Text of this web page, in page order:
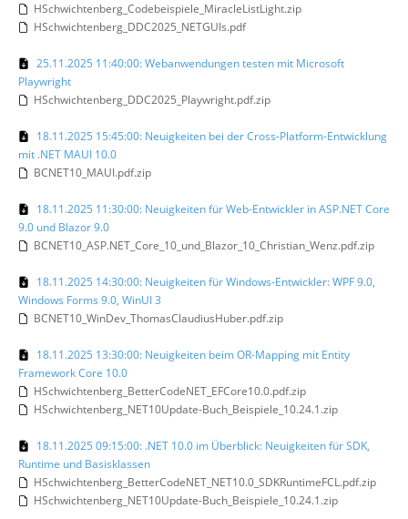
HSchwichtenberg_Codebeispiele_MiracleListLight.zip
HSchwichtenberg_DDC2025_NETGUIs.pdf
25.11.2025 11:40:00: Webanwendungen testen mit Microsoft
Playwright
HSchwichtenberg_DDC2025_Playwright.pdf.zip
18.11.2025 15:45:00: Neuigkeiten bei der Cross-Platform-Entwicklung
mit .NET MAUI 10.0
BCNET10_MAUI.pdf.zip
18.11.2025 11:30:00: Neuigkeiten für Web-Entwickler in ASP.NET Core
9.0 und Blazor 9.0
BCNET10_ASP.NET_Core_10_und_Blazor_10_Christian_Wenz.pdf.zip
18.11.2025 14:30:00: Neuigkeiten für Windows-Entwickler: WPF 9.0,
Windows Forms 9.0, WinUI 3
BCNET10_WinDev_ThomasClaudiusHuber.pdf.zip
18.11.2025 13:30:00: Neuigkeiten beim OR-Mapping mit Entity
Framework Core 10.0
HSchwichtenberg_BetterCodeNET_EFCore10.0.pdf.zip
HSchwichtenberg_NET10Update-Buch_Beispiele_10.24.1.zip
18.11.2025 09:15:00: .NET 10.0 im Überblick: Neuigkeiten für SDK,
Runtime und Basisklassen
HSchwichtenberg_BetterCodeNET_NET10.0_SDKRuntimeFCL.pdf.zip
HSchwichtenberg_NET10Update-Buch_Beispiele_10.24.1.zip